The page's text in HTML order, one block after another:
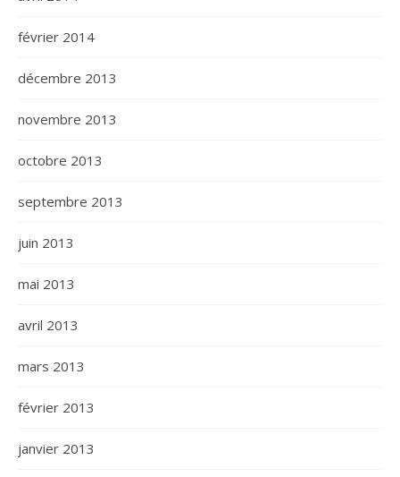
février 2014
décembre 2013
novembre 2013
octobre 2013
septembre 2013
juin 2013
mai 2013
avril 2013
mars 2013
février 2013
janvier 2013